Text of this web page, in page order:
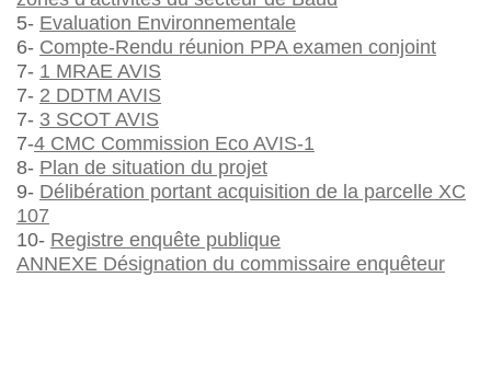
5- Evaluation Environnementale
6- Compte-Rendu réunion PPA examen conjoint
7- 1 MRAE AVIS
7- 2 DDTM AVIS
7- 3 SCOT AVIS
7-4 CMC Commission Eco AVIS-1
8- Plan de situation du projet
9- Délibération portant acquisition de la parcelle XC
107
10- Registre enquête publique
ANNEXE Désignation du commissaire enquêteur